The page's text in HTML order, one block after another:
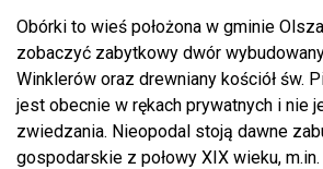
Obórki to wieś położona w gminie
zobaczyć zabytkowy dwór
Winklerów oraz drewniany kościół św.
jest obecnie w rękach prywatnych i nie
zwiedzania. Nieopodal stoją dawne
gospodarskie z połowy XIX wieku,